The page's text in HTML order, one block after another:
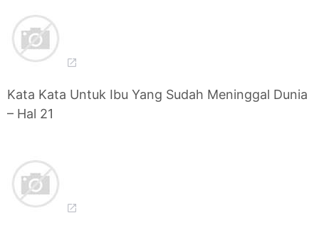
Kata Kata Untuk Ibu Yang Sudah Meninggal Dunia
– Hal 21